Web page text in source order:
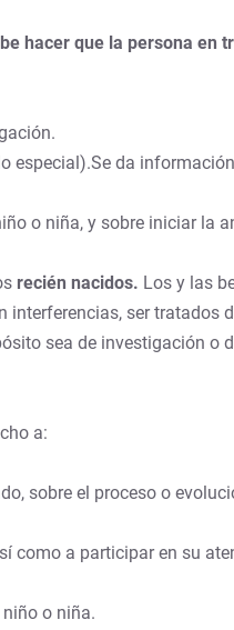
hacer que la persona en
especial).Se da
o niña, y sobre iniciar la
recién nacidos. Los y las
ser tratados
sea de investigación o
a:
sobre el proceso o
como a participar en su
o niña.